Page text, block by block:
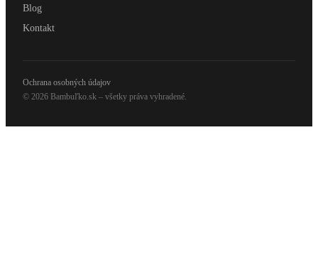
Blog
Kontakt
© 2026 Bambuľko.sk – všetky práva vyhradené.
Ochrana osobných údajov